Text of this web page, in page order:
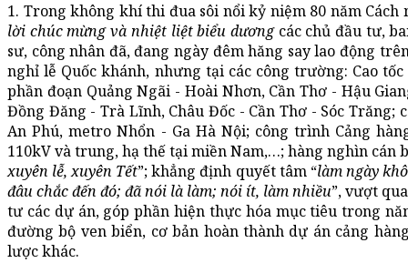
1. Trong không khí thi đua sôi nổi kỷ niệm 80 năm
lời chúc mừng và nhiệt liệt biểu dươngcác chủ đầu tư,
sư, công nhân đã, đang ngày đêm hăng say lao động
nghỉ lễ Quốc khánh, nhưng tại các công trường: Cao
phần đoạn Quảng Ngãi - Hoài Nhơn, Cần Thơ - Hậu
Đồng Đăng - Trà Lĩnh, Châu Đốc - Cần Thơ - Sóc
An Phú, metro Nhổn - Ga Hà Nội; công trình Cảng
110kV và trung, hạ thế tại miền Nam,…; hàng nghìn cán
xuyên lễ, xuyên Tết”; khẳng định quyết tâm “làm ngày
đâu chắc đến đó; đã nói là làm; nói ít, làm nhiều”, vượt
tư các dự án, góp phần hiện thực hóa mục tiêu trong
đường bộ ven biển, cơ bản hoàn thành dự án cảng
lược khác.